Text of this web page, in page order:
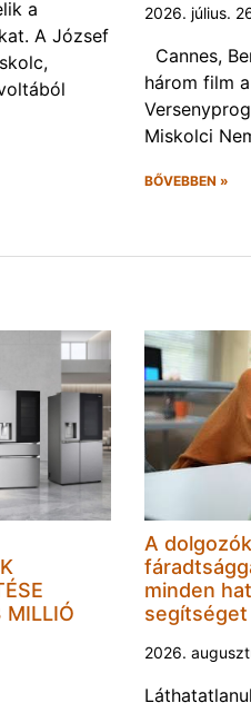
a
A József
2026. július.
Cannes,
három film
Miskolci
BŐVEBBEN »
MILLIÓ
A
minden
segítséget
2026.